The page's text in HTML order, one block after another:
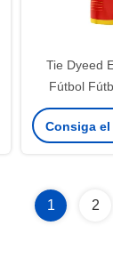
Tie Dyeed
Fútbol
Consiga
1 2